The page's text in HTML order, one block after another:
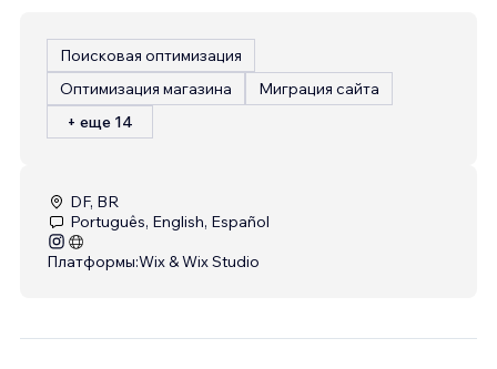
Поисковая оптимизация
Оптимизация магазина
Миграция сайта
+ еще 14
DF, BR
Português, English, Español
Платформы:Wix & Wix Studio